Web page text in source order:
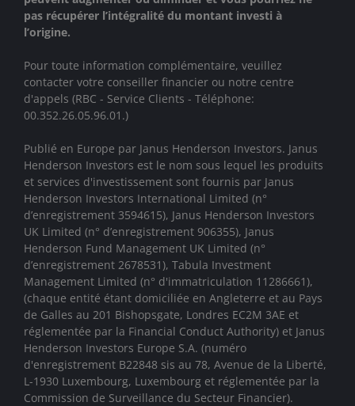
pas récupérer l’intégralité du montant investi à
l’origine.
Pour toute information complémentaire, veuillez
contacter votre conseiller financier ou notre centre
d'appels (RBC - Service Clients - Téléphone:
00.352.26.05.96.01.)
Publié en Europe par Janus Henderson Investors. Janus
Henderson Investors est le nom sous lequel les produits
et services d'investissement sont fournis par Janus
Henderson Investors International Limited (n°
d’enregistrement 3594615), Janus Henderson Investors
UK Limited (n° d’enregistrement 906355), Janus
Henderson Fund Management UK Limited (n°
d’enregistrement 2678531), Tabula Investment
Management Limited (n° d'immatriculation 11286661),
(chaque entité étant domiciliée en Angleterre et au Pays
de Galles au 201 Bishopsgate, Londres EC2M 3AE et
réglementée par la Financial Conduct Authority) et Janus
Henderson Investors Europe S.A. (numéro
d'enregistrement B22848 sis au 78, Avenue de la Liberté,
L-1930 Luxembourg, Luxembourg et réglementée par la
Commission de Surveillance du Secteur Financier).